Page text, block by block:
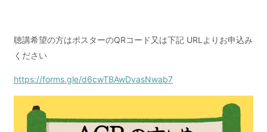
聴講希望の方はポスターのQRコード又は下記 URLよりお申込み
ください
https://forms.gle/d6cwTBAwDvasNwab7